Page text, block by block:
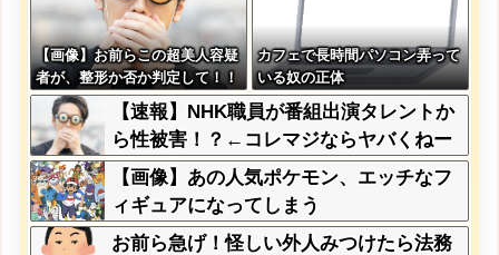
【画像】お前らこの超美人容疑
者が、整形か否か判定して！！
→画像がこちらw w w w w w
w w w w
カフェで長時間パソコン弄って
いる奴の正体
【速報】NHK職員が番組出演タレントか
ら性被害！？←コレマジならヤバくねー
か？
【画像】あの人気ポケモン、エッチなフ
ィギュアになってしまう
お前ら急げ！怪しい外人みつけたら法務